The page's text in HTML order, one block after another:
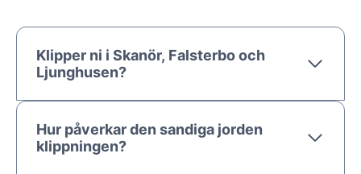
Klipper ni i Skanör, Falsterbo och
Ljunghusen?
Hur påverkar den sandiga jorden
klippningen?